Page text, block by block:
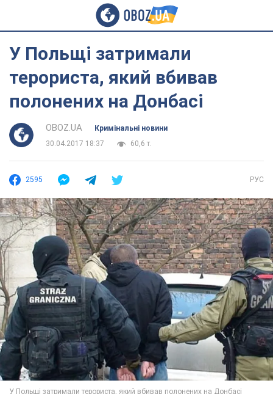
У Польщі затримали
терориста, який вбивав
полонених на Донбасі
OBOZ.UA
Кримінальні новини
30.04.2017 18:37
60,6 т.
2595 РУС